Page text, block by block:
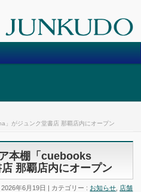
」がジュンク堂書店 那覇店内にオープン
本棚「cuebooks
那覇店内にオープン
年6月19日 カテゴリー : お知らせ 店舗